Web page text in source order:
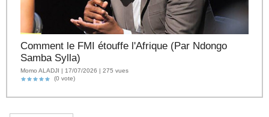
Comment le FMI étouffe l'Afrique (Par Ndongo
Samba Sylla)
Momo ALADJI | 17/07/2026 | 275 vues
(0 vote)